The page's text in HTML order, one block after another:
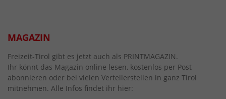
MAGAZIN
Freizeit-Tirol gibt es jetzt auch als PRINTMAGAZIN.
Ihr könnt das Magazin online lesen, kostenlos per Post
abonnieren oder bei vielen Verteilerstellen in ganz Tirol
mitnehmen. Alle Infos findet ihr hier: